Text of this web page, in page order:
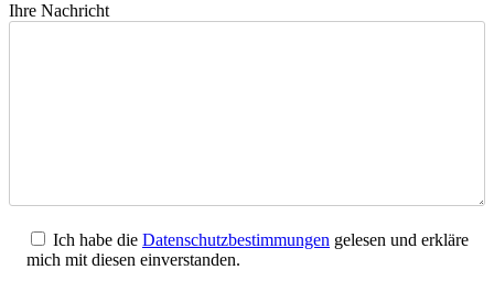
Ihre Nachricht
Ich habe die Datenschutzbestimmungen gelesen und erkläre
mich mit diesen einverstanden.